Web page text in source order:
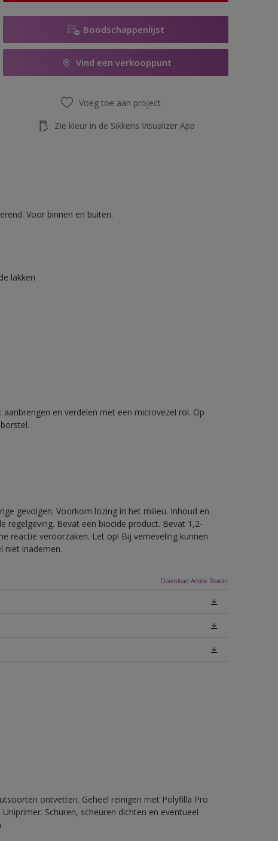
Boodschappenlijst
Vind een verkooppunt
Voeg toe aan project
Zie kleur in de Sikkens Visualizer App
Voor binnen en buiten.
lakken
en verdelen met een microvezel rol. Op
gevolgen. Voorkom lozing in het milieu. Inhoud en
Bevat een biocide product. Bevat 1,2-
reactie veroorzaken. Let op! Bij verneveling kunnen
niet inademen.
Download Adobe Reader
ontvetten. Geheel reinigen met Polyfilla Pro
Schuren, scheuren dichten en eventueel